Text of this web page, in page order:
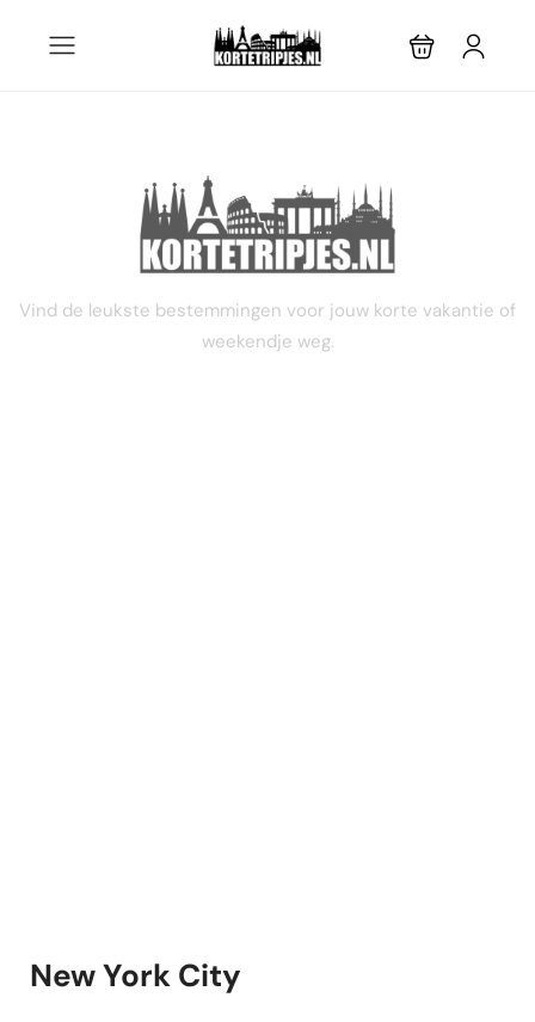
STEL JE EIGEN TRIP SAMEN
Vind de leukste bestemmingen voor jouw korte vakantie of
weekendje weg.
New York City